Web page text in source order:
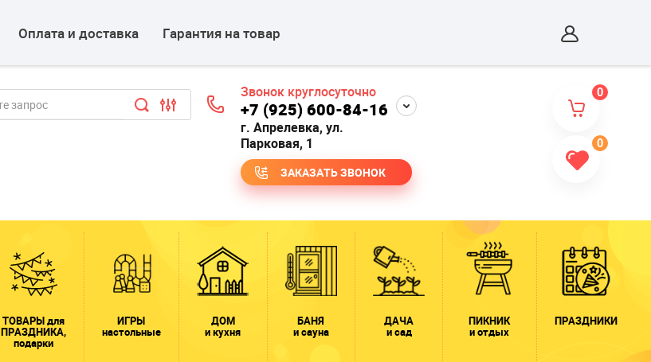
Оплата и доставка Гарантия на товар
Звонок круглосуточно
+7 (925) 600-84-16
г. Апрелевка, ул.
Парковая, 1
ЗАКАЗАТЬ ЗВОНОК
0
0
ТОВАРЫ для
ПРАЗДНИКА,
подарки
ИГРЫ
настольные
ДОМ
и кухня
БАНЯ
и сауна
ДАЧА
и сад
ПИКНИК
и отдых
ПРАЗДНИКИ